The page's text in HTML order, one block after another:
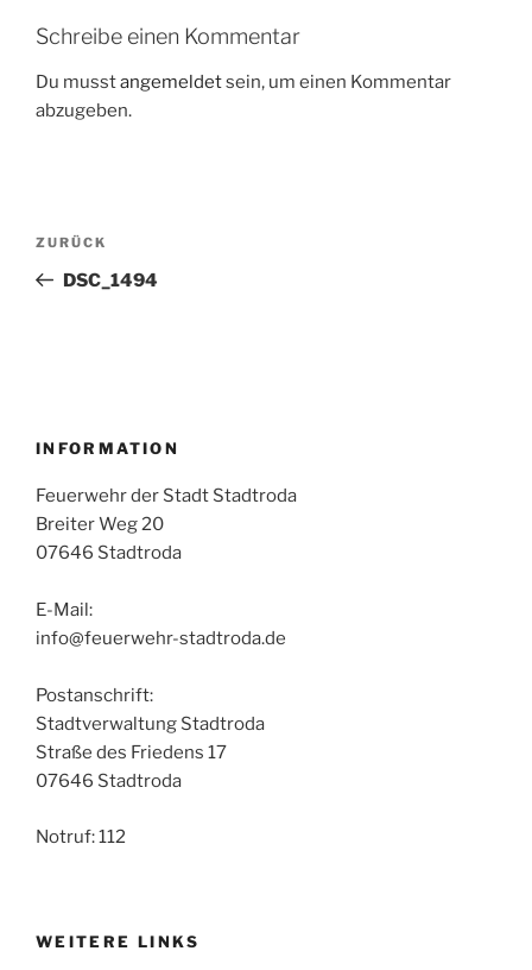
Schreibe einen Kommentar
Du musstangemeldetsein, um einen Kommentar
abzugeben.
Beitragsnavigation
Vorheriger
Beitrag
ZURÜCK
DSC_1494
INFORMATION
Feuerwehr der Stadt Stadtroda
Breiter Weg 20
07646 Stadtroda
E-Mail:
info@feuerwehr-stadtroda.de
Postanschrift:
Stadtverwaltung Stadtroda
Straße des Friedens 17
07646 Stadtroda
Notruf: 112
WEITERE LINKS